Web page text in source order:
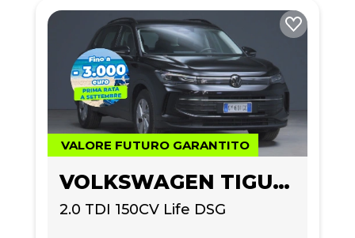
VALORE FUTURO GARANTITO
VOLKSWAGEN TIGUAN
2.0 TDI 150CV Life DSG